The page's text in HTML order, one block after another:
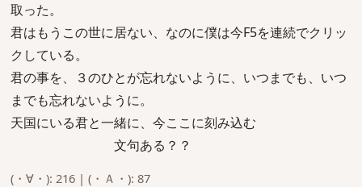
取った。
君はもうこの世に居ない、なのに僕は今F5を連続でクリッ
クしている。
君の事を、３のひとが忘れないように、いつまでも、いつ
までも忘れないように。
天国にいる君と一緒に、今ここに刻み込む
文句ある？？
(・∀・): 216 | (・Ａ・): 87